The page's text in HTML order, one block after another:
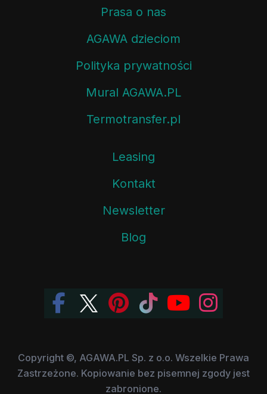
Prasa o nas
AGAWA dzieciom
Polityka prywatności
Mural AGAWA.PL
Termotransfer.pl
Leasing
Kontakt
Newsletter
Blog
Copyright ©, AGAWA.PL Sp. z o.o. Wszelkie Prawa
Zastrzeżone. Kopiowanie bez pisemnej zgody jest
zabronione.